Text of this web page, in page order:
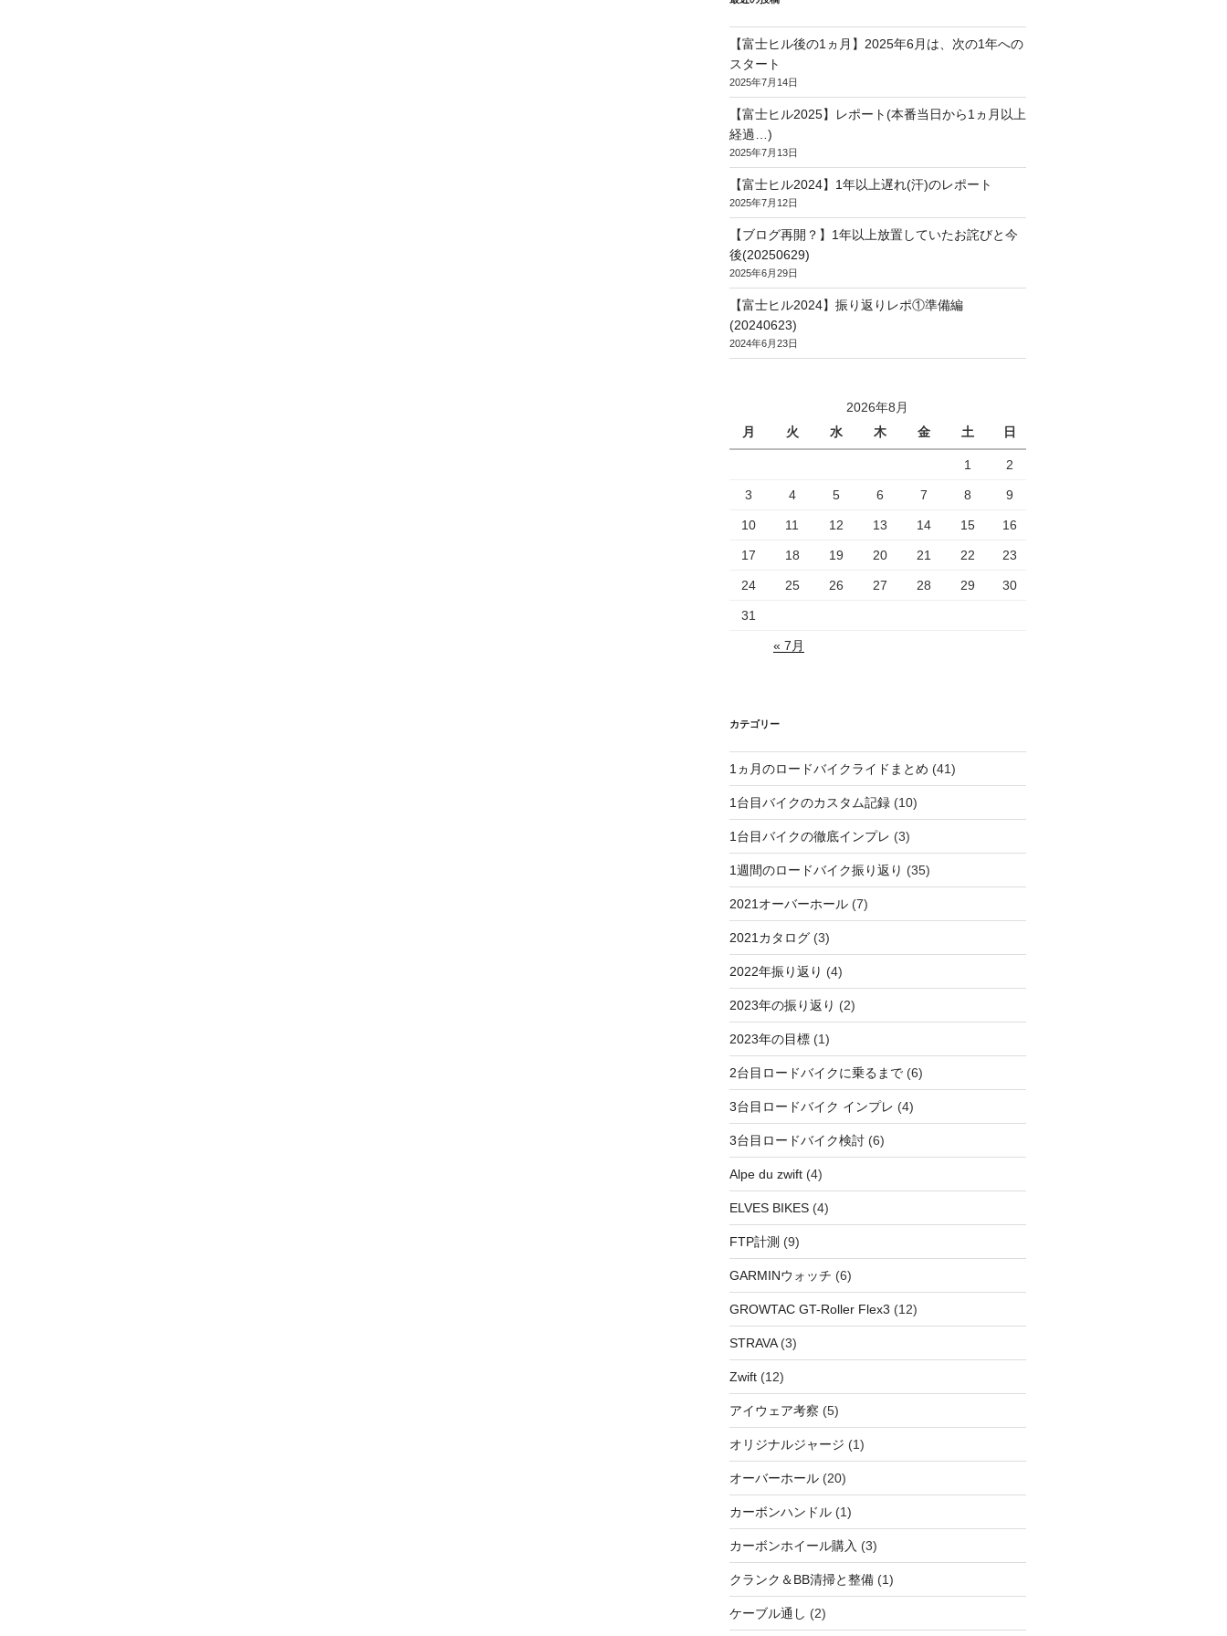
【富士ヒル後の1ヵ月】2025年6月は、次の1年への
スタート
2025年7月14日
【富士ヒル2025】レポート(本番当日から1ヵ月以上
経過…)
2025年7月13日
【富士ヒル2024】1年以上遅れ(汗)のレポート
2025年7月12日
【ブログ再開？】1年以上放置していたお詫びと今
後(20250629)
2025年6月29日
【富士ヒル2024】振り返りレポ①準備編
(20240623)
2024年6月23日
2026年8月
月
火 水 木 金 土 日
1 2
3 4 5 6 7 8 9
10 11 12 13 14 15 16
17 18 19 20 21 22 23
24 25 26 27 28 29 30
31
« 7月
カテゴリー
1ヵ月のロードバイクライドまとめ (41)
1台目バイクのカスタム記録(10)
1台目バイクの徹底インプレ (3)
1週間のロードバイク振り返り (35)
2021オーバーホール(7)
2021カタログ(3)
2022年振り返り (4)
2023年の振り返り (2)
2023年の目標(1)
2台目ロードバイクに乗るまで(6)
3台目ロードバイク インプレ (4)
3台目ロードバイク検討(6)
Alpe du zwift(4)
ELVES BIKES(4)
FTP計測 (9)
GARMINウォッチ (6)
GROWTAC GT-Roller Flex3 (12)
STRAVA(3)
Zwift(12)
アイウェア考察 (5)
オリジナルジャージ (1)
オーバーホール(20)
カーボンハンドル(1)
カーボンホイール購入 (3)
クランク＆BB清掃と整備(1)
ケーブル通し (2)